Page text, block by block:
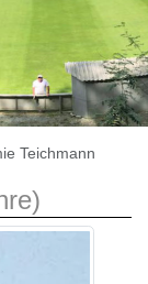
Teichmann